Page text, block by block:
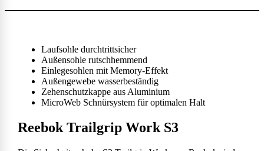
Laufsohle durchtrittsicher
Außensohle rutschhemmend
Einlegesohlen mit Memory-Effekt
Außengewebe wasserbeständig
Zehenschutzkappe aus Aluminium
MicroWeb Schnürsystem für optimalen Halt
Reebok Trailgrip Work S3